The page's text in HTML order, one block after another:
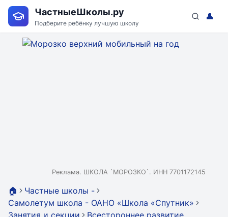
ЧастныеШколы.ру
Подберите ребёнку лучшую школу
👤
Реклама. ШКОЛА `МОРОЗКО`. ИНН 7701172145
🏠
Частные школы -
Самолетум школа - ОАНО «Школа «Спутник»
Занятия и секции
Всестороннее развитие